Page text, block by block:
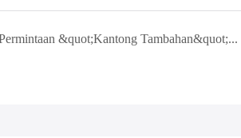
Mengapa Permintaan &quot;Kantong Tambahan&quot; Membutuhkan Waktu Lebih Lama Daripada Seluruh Tahap Pembuatan Sampel?